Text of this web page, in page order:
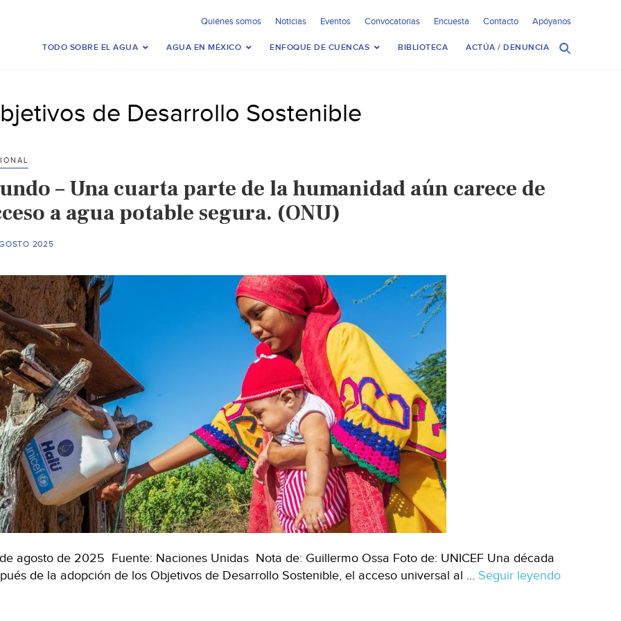
Quiénes somos Noticias Eventos Convocatorias Encuesta Contacto Apóyanos
TODO SOBRE EL AGUA AGUA EN MÉXICO ENFOQUE DE CUENCAS BIBLIOTECA ACTÚA / DENUNCIA
de Desarrollo Sostenible
– Una cuarta parte de la humanidad aún carece de
a agua potable segura. (ONU)
2025
agosto de 2025 Fuente: Naciones Unidas Nota de: Guillermo Ossa Foto de: UNICEF Una década
de la adopción de los Objetivos de Desarrollo Sostenible, el acceso universal al … Seguir leyendo